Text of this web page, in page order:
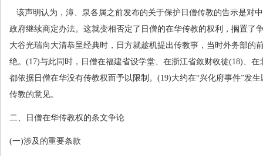
该声明认为，漳、泉各属之前发布的关于保护日僧传教的告示是对
政府继续商定办法。这就变相否定了日僧的在华传教的权利，搁置了
大谷光瑞向大清恭呈经典时，日方就趁机提出传教事，当时外务部的
绝。 (17)与此同时，日僧在福建省设学堂、在浙江省敛财收徒(18)、在
都依据日僧在华没有传教权而予以限制。 (19)大约在“兴化府事件”发
传教的意见。
二、日僧在华传教权的条文争论
(一)涉及的重要条款